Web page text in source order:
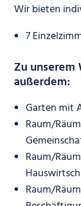
Wir bieten
7
Zu unserem
außerdem:
Garten mit
Raum/
Raum/
Raum/